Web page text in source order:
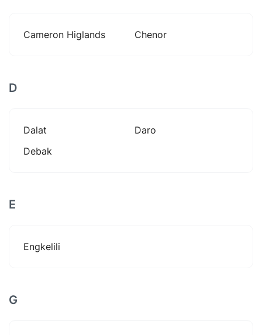
Cameron Higlands Chenor
D
Dalat
Daro
Debak
E
Engkelili
G